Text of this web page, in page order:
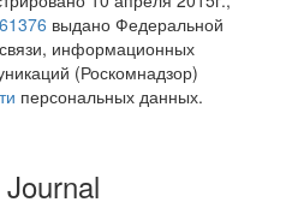
выдано Федеральной
информационных
(Роскомнадзор)
персональных данных.